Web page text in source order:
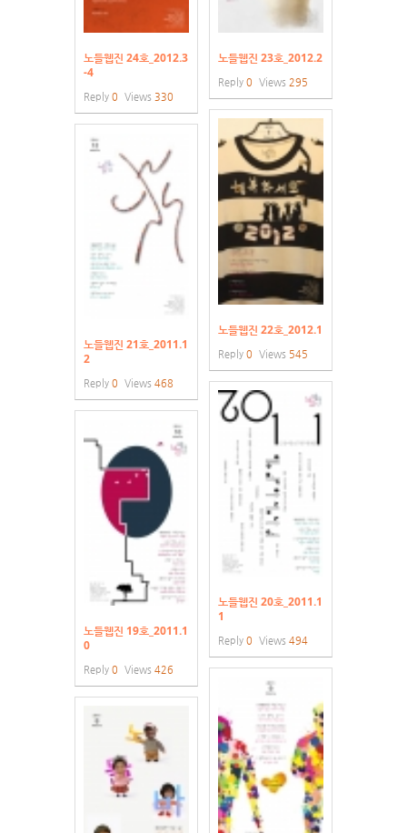
노들웹진 24호_2012.3
-4
Reply 0 Views 330
노들웹진 23호_2012.2
Reply 0 Views 295
노들웹진 22호_2012.1
Reply 0 Views 545
노들웹진 21호_2011.1
2
Reply 0 Views 468
노들웹진 20호_2011.1
1
Reply 0 Views 494
노들웹진 19호_2011.1
0
Reply 0 Views 426